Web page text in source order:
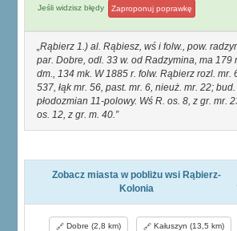
Jeśli widzisz błędy Zaproponuj poprawkę
Rąbierz 1.) al. Rąbiesz, wś i folw., pow.
par. Dobre, odl. 33 w. od Radzymina, ma 179
dm., 134 mk. W 1885 r. folw. Rąbierz rozl. mr.
537, łąk mr. 56, past. mr. 6, nieuż. mr. 22;
płodozmian 11-polowy. Wś R. os. 8, z gr. mr.
os. 12, z gr. m. 40.
Zobacz miasta w pobliżu wsi Rąbierz-
Kolonia
Dobre (2,8 km) Kałuszyn (13,5 km)